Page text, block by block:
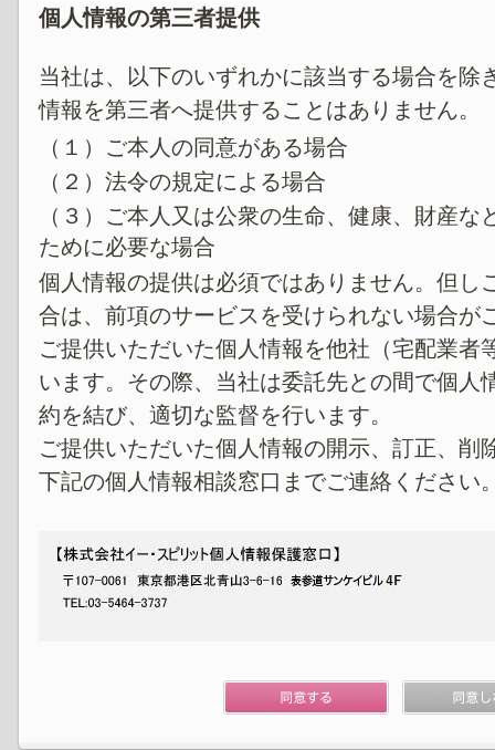
個人情報の第三者提供
当社は、以下のいずれかに該当する場合を除
情報を第三者へ提供することはありません。
（１）ご本人の同意がある場合
（２）法令の規定による場合
（３）ご本人又は公衆の生命、健康、財産
ために必要な場合
個人情報の提供は必須ではありません。但し
合は、前項のサービスを受けられない場合が
ご提供いただいた個人情報を他社（宅配業者
います。その際、当社は委託先との間で個人
約を結び、適切な監督を行います。
ご提供いただいた個人情報の開示、訂正、削
下記の個人情報相談窓口までご連絡ください